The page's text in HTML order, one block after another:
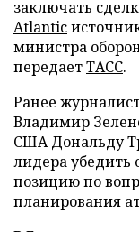
заключать
Atlantic
министра
передаетТАСС.
Ранее
Владимир
США Дональду
лидера убедить
позицию по
планирования